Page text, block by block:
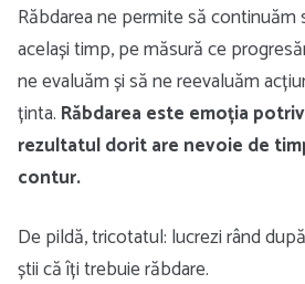
Răbdarea ne permite să continuăm
același timp, pe măsură ce
ne evaluăm și să ne reevaluăm
ținta. Răbdarea este emoția
rezultatul dorit are nevoie de
contur.
De pildă, tricotatul: lucrezi rând
știi că îți trebuie răbdare.